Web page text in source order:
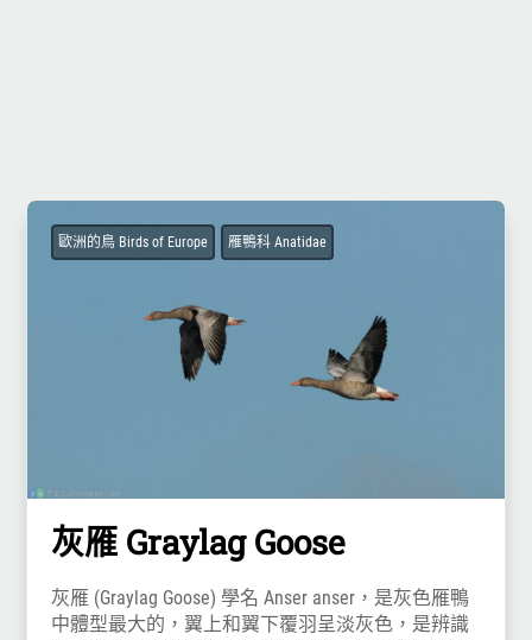
歐洲的鳥 Birds of Europe 雁鴨科 Anatidae
灰雁 Graylag Goose
灰雁 (Graylag Goose) 學名 Anser anser，是灰色雁鴨
中體型最大的，翼上和翼下覆羽呈淡灰色，是辨識